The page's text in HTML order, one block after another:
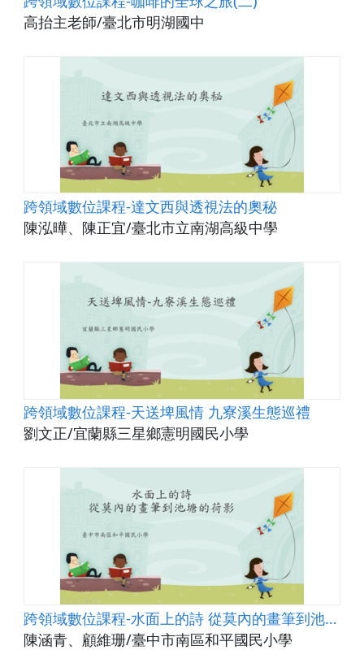
高抬主老師/臺北市明湖國中
跨領域數位課程-達文西與透視法的奧秘
陳泓曄、陳正宜/臺北市立南湖高級中學
跨領域數位課程-天送埤風情 九寮溪生態巡禮
劉文正/宜蘭縣三星鄉憲明國民小學
跨領域數位課程-水面上的詩 從莫內的畫筆到池塘的荷影
陳涵青、顧維珊/臺中市南區和平國民小學